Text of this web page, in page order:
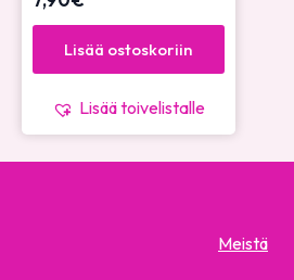
Lisää ostoskoriin
Lisää toivelistalle
Meistä